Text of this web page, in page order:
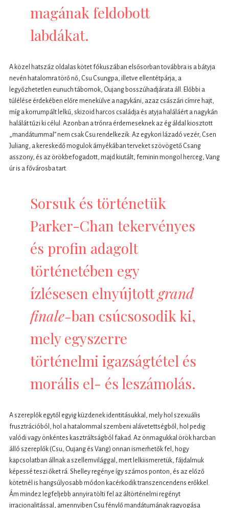
magának feldobott
labdákat.
A közel hatszáz oldalas kötet fókuszában elsősorban továbbra is a bátyja
nevén hatalomra törő nő, Csu Csungpa, illetve ellentétpárja, a
legyőzhetetlen eunuch tábornok, Oujang bosszúhadjárata áll. Előbbi a
túlélése érdekében előre menekülve a nagykáni, azaz császári címre hajt,
míg a korrumpált lelkű, skizoid harcos családja és atyja haláláért a nagykán
halálát tűzi ki célul. Azonban a trónra érdemeseknek az ég áldal kiosztott
„mandátummal” nem csak Csu rendelkezik. Az egykori lázadó vezér, Csen
Juliang, a kereskedő mogulok árnyékában terveket szövögető Csang
asszony, és az örökbefogadott, majd kiutált, feminin mongol herceg, Vang
úr is a fővárosba tart.
Sorsuk és történetük
Parker-Chan tekervényes
és profin adagolt
történetében egy
ízlésesen elnyújtottgrand
finale-ban csúcsosodik ki,
mely egyszerre
történelmi igazságtétel és
morális el- és leszámolás.
A szereplők egytől egyig küzdenek identitásukkal, mely hol szexuális
frusztrációból, hol a hatalommal szembeni alávetettségből, hol pedig
valódi vagy önkéntes kasztráltságból fakad. Az önmagukkal örök harcban
álló szereplők (Csu, Oujang és Vang) onnan ismerhetők fel, hogy
kapcsolatban állnak a szellemvilággal, mert lelkiismeretük, fájdalmuk
képessé teszi őket rá. Shelley regénye így számos ponton, és az előző
kötetnél is hangsúlyosabb módon kacérkodik transzencendens erőkkel.
Ám mindez legfeljebb annyira tölti fel az áltörténelmi regényt
irracionalitással, amennyiben Csu fénylő mandátumának ragyogása